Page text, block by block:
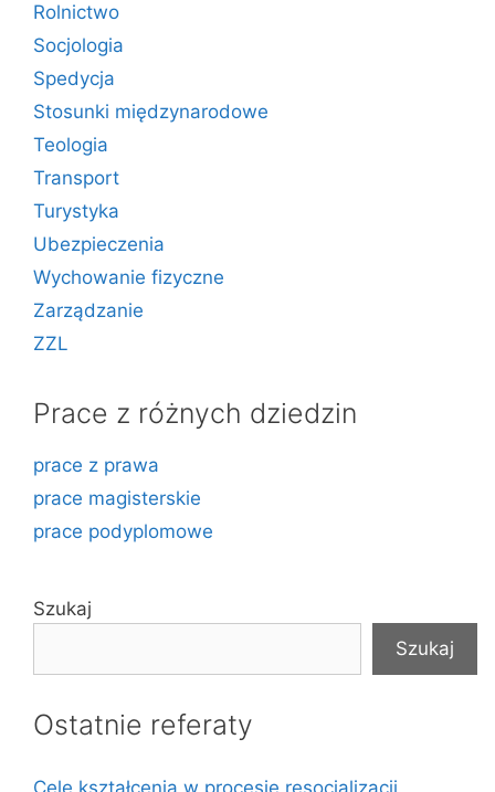
Rolnictwo
Socjologia
Spedycja
Stosunki międzynarodowe
Teologia
Transport
Turystyka
Ubezpieczenia
Wychowanie fizyczne
Zarządzanie
ZZL
Prace z różnych dziedzin
prace z prawa
prace magisterskie
prace podyplomowe
Szukaj
Szukaj
Ostatnie referaty
Cele kształcenia w procesie resocjalizacji